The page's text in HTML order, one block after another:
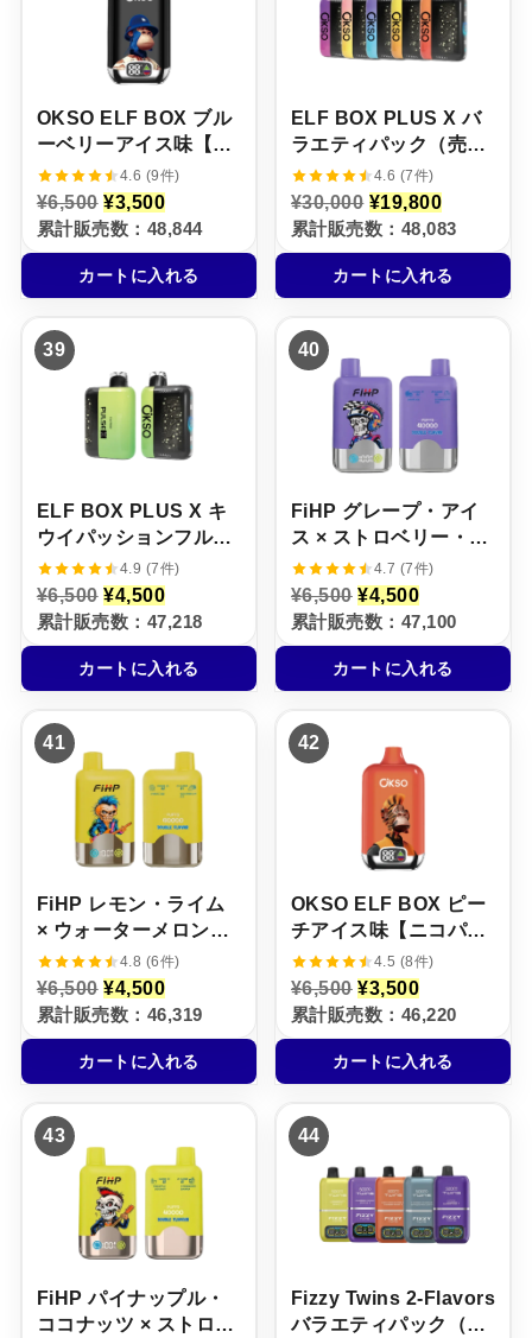
た
。
。
で
し
た
0
で
す
OKSO ELF BOX ブル
ーベリーアイス味【ニ
コパフ】5%4.6 (9件)
¥6,500 元
の
価
格
は
¥
0
0
で
し
。
¥3,500現
在
の
価
格
は
5
0
0
で
す
。
累計販売数：48,844
カートに入れる
ELF BOX PLUS X バ
ラエティパック（売れ
筋TOP5 / 5本セット）
4.6 (7件)
¥30,000 元
の
価
格
は
¥
0
0
0
で
し
た
¥19,800現
在
の
価
格
は
,
8
0
で
す
累計販売数：48,083
カートに入れる
39
ELF BOX PLUS X キ
ウイパッションフルー
ツ味【ニコパフ】5%
4.9 (7件)
¥6,500 元
の
価
格
は
¥
0
0
で
し
た
。
¥4,500現
在
の
価
格
は
5
0
で
す
。
累計販売数：47,218
カートに入れる
40
FiHP グレープ・アイ
ス × ストロベリー・キ
ウイ【ニコパフ】5%
4.7 (7件)
¥6,500 元
の
価
格
は
¥
0
0
た
。
¥4,500現
在
の
価
格
は
5
0
。
累計販売数：47,100
カートに入れる
41
FiHP レモン・ライム
× ウォーターメロン・
アイス【ニコパフ】
5%
4.8 (6件)
¥6,500 元
の
価
格
は
¥
0
0
で
し
た
。
¥4,500現
在
の
価
格
は
0
0
で
す
。
累計販売数：46,319
カートに入れる
42
OKSO ELF BOX ピー
チアイス味【ニコパ
フ】5%
4.5 (8件)
¥6,500 元
の
価
格
は
¥
0
で
し
た
¥3,500現
在
の
価
格
は
0
0
で
す
累計販売数：46,220
カートに入れる
43
FiHP パイナップル・
ココナッツ × ストロベ
44
Fizzy Twins 2‑Flavors
バラエティパック（売